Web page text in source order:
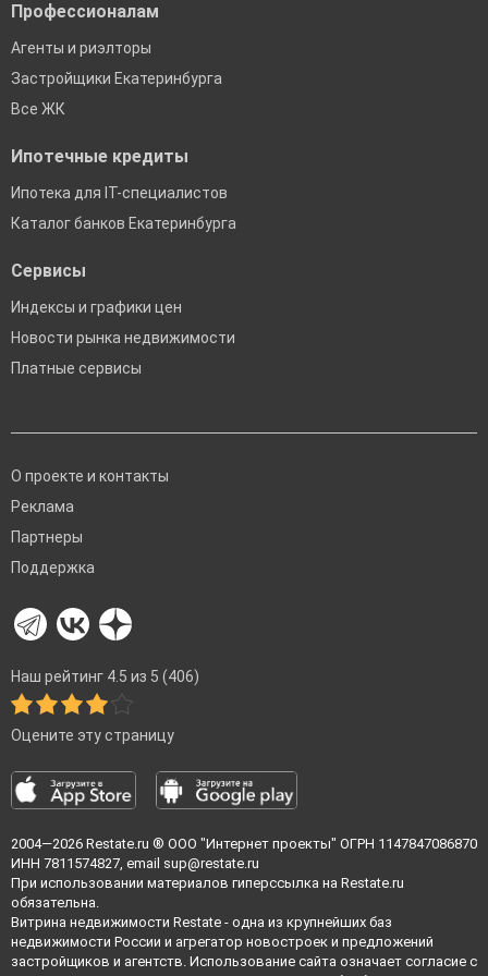
Профессионалам
Агенты и риэлторы
Застройщики Екатеринбурга
Все ЖК
Ипотечные кредиты
Ипотека для IT-специалистов
Каталог банков Екатеринбурга
Сервисы
Индексы и графики цен
Новости рынка недвижимости
Платные сервисы
О проекте и контакты
Реклама
Партнеры
Поддержка
Наш рейтинг 4.5 из 5 (406)
Оцените эту страницу
2004—2026 Restate.ru ® ООО "Интернет проекты" ОГРН 1147847086870
ИНН 7811574827, email sup@restate.ru
При использовании материалов гиперссылка на Restate.ru
обязательна.
Витрина недвижимости Restate - одна из крупнейших баз
недвижимости России и агрегатор новостроек и предложений
застройщиков и агентств. Использование сайта означает согласие с